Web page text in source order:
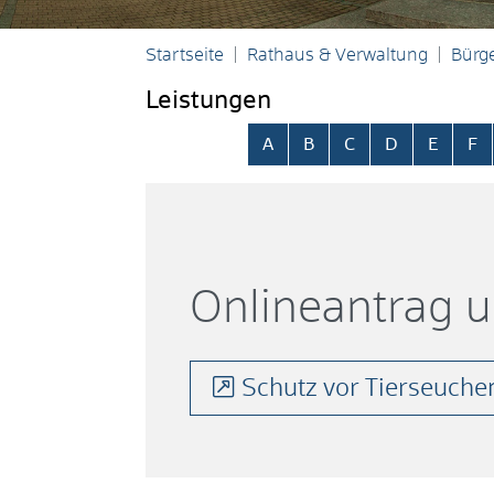
Startseite Rathaus & Verwaltung
Leistungen
Alphabetisches Register
A B C D E F
Onlineantrag
Schutz vor